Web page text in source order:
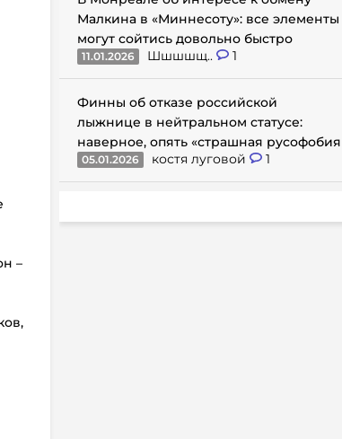
–
Малкина в «Миннесоту»: все элементы
могут сойтись довольно быстро
11.01.2026 Шшшшщ.. 1
Финны об отказе российской
лыжнице в нейтральном статусе:
наверное, опять «страшная русофобия
05.01.2026 костя луговой 1